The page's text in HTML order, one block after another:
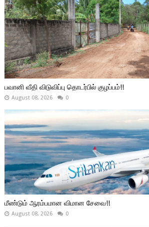
பவானி வீதி விடுவிப்பு தொடர்பில் குழப்பம்!!
August 08, 2026 0
மீண்டும் ஆரம்பமான விமான சேவை!!
August 08, 2026 0